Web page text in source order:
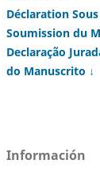
Déclaration
Soumission du
Declaração
do Manuscrito ↓
Información